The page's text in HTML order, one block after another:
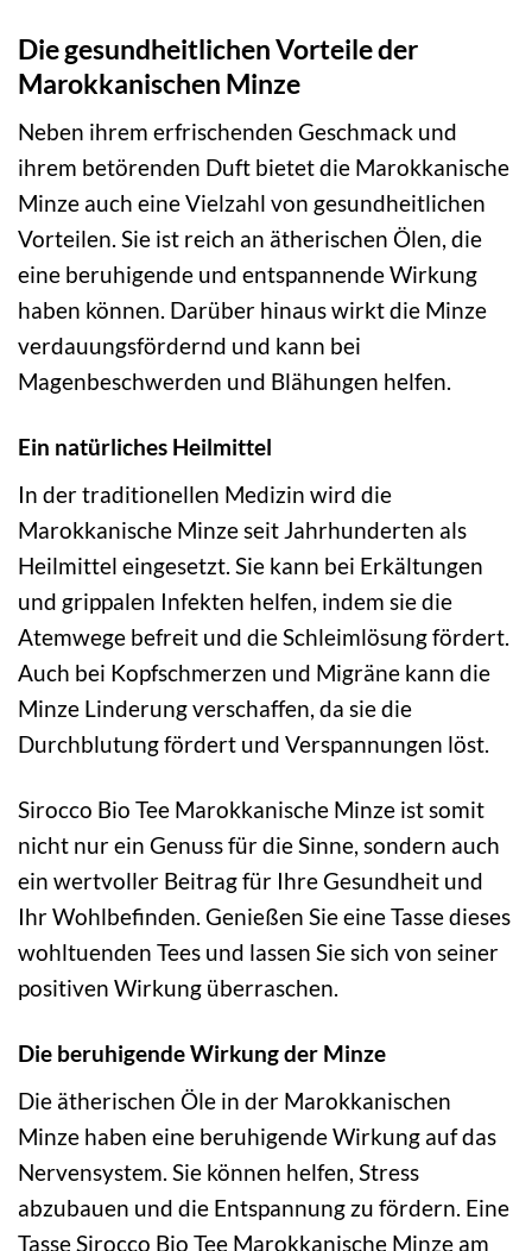
Die gesundheitlichen Vorteile der
Marokkanischen Minze
Neben ihrem erfrischenden Geschmack und
ihrem betörenden Duft bietet die Marokkanische
Minze auch eine Vielzahl von gesundheitlichen
Vorteilen. Sie ist reich an ätherischen Ölen, die
eine beruhigende und entspannende Wirkung
haben können. Darüber hinaus wirkt die Minze
verdauungsfördernd und kann bei
Magenbeschwerden und Blähungen helfen.
Ein natürliches Heilmittel
In der traditionellen Medizin wird die
Marokkanische Minze seit Jahrhunderten als
Heilmittel eingesetzt. Sie kann bei Erkältungen
und grippalen Infekten helfen, indem sie die
Atemwege befreit und die Schleimlösung fördert.
Auch bei Kopfschmerzen und Migräne kann die
Minze Linderung verschaffen, da sie die
Durchblutung fördert und Verspannungen löst.
Sirocco Bio Tee Marokkanische Minze ist somit
nicht nur ein Genuss für die Sinne, sondern auch
ein wertvoller Beitrag für Ihre Gesundheit und
Ihr Wohlbefinden. Genießen Sie eine Tasse dieses
wohltuenden Tees und lassen Sie sich von seiner
positiven Wirkung überraschen.
Die beruhigende Wirkung der Minze
Die ätherischen Öle in der Marokkanischen
Minze haben eine beruhigende Wirkung auf das
Nervensystem. Sie können helfen, Stress
abzubauen und die Entspannung zu fördern. Eine
Tasse Sirocco Bio Tee Marokkanische Minze am